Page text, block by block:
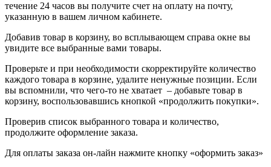
течение 24 часов вы получите счет на оплату на почту,
указанную в вашем личном кабинете.
Добавив товар в корзину, во всплывающем справа окне вы
увидите все выбранные вами товары.
Проверьте и при необходимости скорректируйте количество
каждого товара в корзине, удалите ненужные позиции. Если
вы вспомнили, что чего-то не хватает – добавьте товар в
корзину, воспользовавшись кнопкой «продолжить покупки».
Проверив список выбранного товара и количество,
продолжите оформление заказа.
Для оплаты заказа он-лайн нажмите кнопку «оформить заказ»